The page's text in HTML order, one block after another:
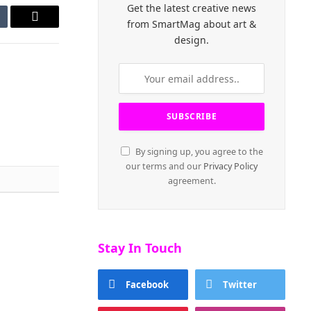
Email
Get the latest creative news
from SmartMag about art &
design.
By signing up, you agree to the
our terms and our Privacy Policy
agreement.
Stay In Touch
Facebook Twitter